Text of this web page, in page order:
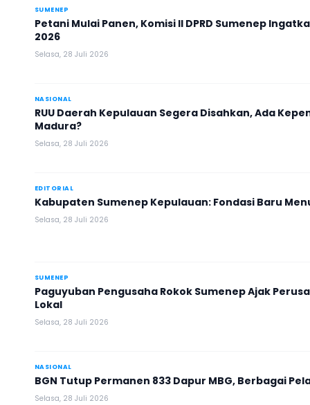
SUMENEP
Petani Mulai Panen, Komisi II DPRD Sumenep
2026
Selasa, 28 Juli 2026
NASIONAL
RUU Daerah Kepulauan Segera Disahkan, Ada
Madura?
Selasa, 28 Juli 2026
EDITORIAL
Kabupaten Sumenep Kepulauan: Fondasi Baru
Selasa, 28 Juli 2026
SUMENEP
Paguyuban Pengusaha Rokok Sumenep Ajak
Lokal
Selasa, 28 Juli 2026
NASIONAL
BGN Tutup Permanen 833 Dapur MBG, Berbagai
Selasa, 28 Juli 2026